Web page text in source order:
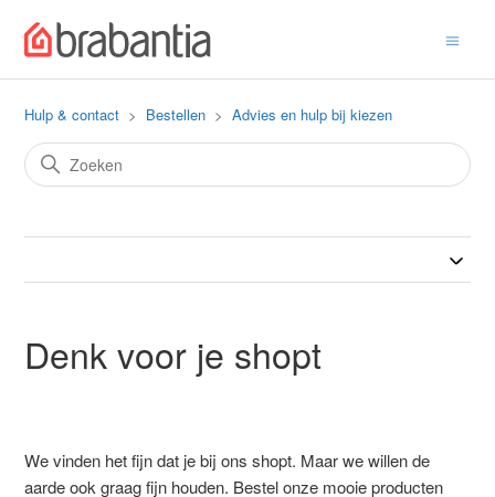
Hulp & contact Bestellen Advies en hulp bij kiezen
Denk voor je shopt
We vinden het fijn dat je bij ons shopt. Maar we willen de
aarde ook graag fijn houden. Bestel onze mooie producten